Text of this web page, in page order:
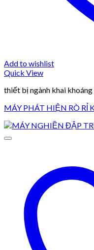
Add to wishlist
Quick View
thiết bị ngành khai khoáng
MÁY PHÁT HIỆN RÒ RỈ